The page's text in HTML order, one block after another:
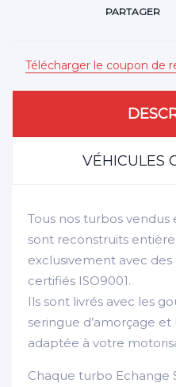
PARTAGER
Télécharger le coupon de
VÉHICULES
Tous nos turbos vendus
sont reconstruits
exclusivement avec
certifiés ISO9001.
Ils sont livrés avec les
seringue d’amorçage
adaptée à votre
Chaque turbo Echange